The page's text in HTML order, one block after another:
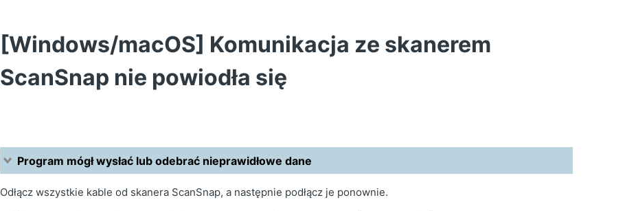
[Windows/macOS] Komunikacja ze skanerem
ScanSnap nie powiodła się
Program mógł wysłać lub odebrać nieprawidłowe dane
Odłącz wszystkie kable od skanera ScanSnap, a następnie podłącz je ponownie.